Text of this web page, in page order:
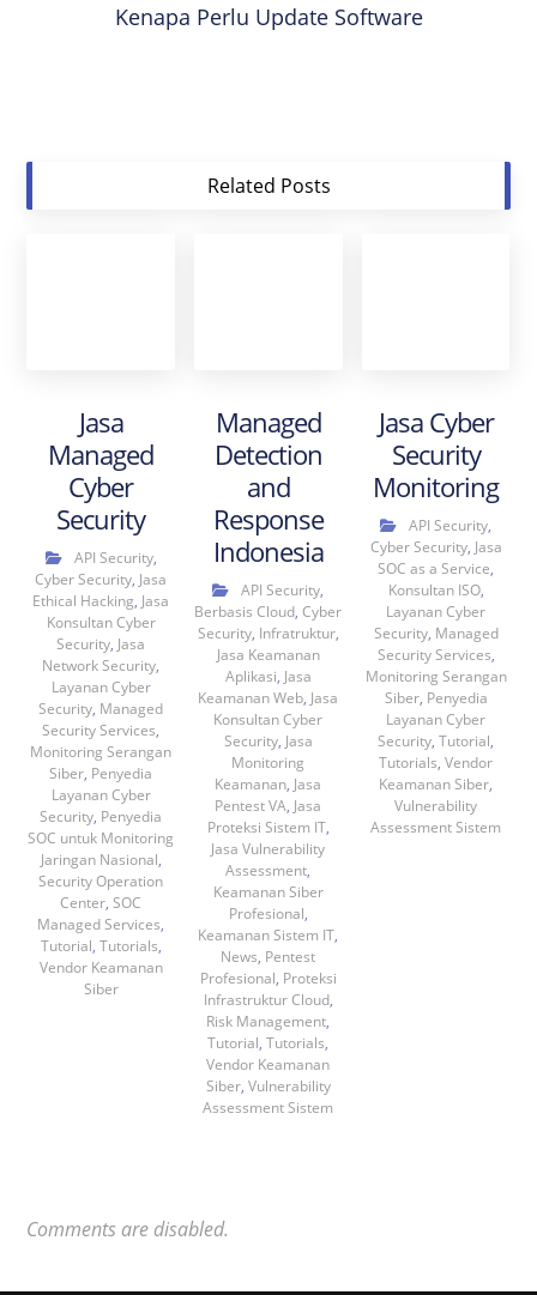
Kenapa Perlu Update Software
Related Posts
Jasa
Managed
Cyber
Security
API Security,
Cyber Security, Jasa
Ethical Hacking, Jasa
Konsultan Cyber
Security, Jasa
Network Security,
Layanan Cyber
Security, Managed
Security Services,
Monitoring Serangan
Siber, Penyedia
Layanan Cyber
Security, Penyedia
SOC untuk Monitoring
Jaringan Nasional,
Security Operation
Center,SOC
Managed Services,
Tutorial, Tutorials,
Vendor Keamanan
Siber
Managed
Detection
and
Response
Indonesia
API Security,
Berbasis Cloud,Cyber
Security, Infratruktur,
Jasa Keamanan
Aplikasi, Jasa
Keamanan Web, Jasa
Konsultan Cyber
Security, Jasa
Monitoring
Keamanan, Jasa
Pentest VA, Jasa
Proteksi Sistem IT,
Jasa Vulnerability
Assessment,
Keamanan Siber
Profesional,
Keamanan Sistem IT,
News, Pentest
Profesional, Proteksi
Infrastruktur Cloud,
Risk Management,
Tutorial,Tutorials,
Vendor Keamanan
Siber, Vulnerability
Assessment Sistem
Jasa Cyber
Security
Monitoring
API Security,
Cyber Security, Jasa
SOC as a Service,
Konsultan ISO,
Layanan Cyber
Security, Managed
Security Services,
Monitoring Serangan
Siber, Penyedia
Layanan Cyber
Security,Tutorial,
Tutorials,Vendor
Keamanan Siber,
Vulnerability
Assessment Sistem
Comments are disabled.